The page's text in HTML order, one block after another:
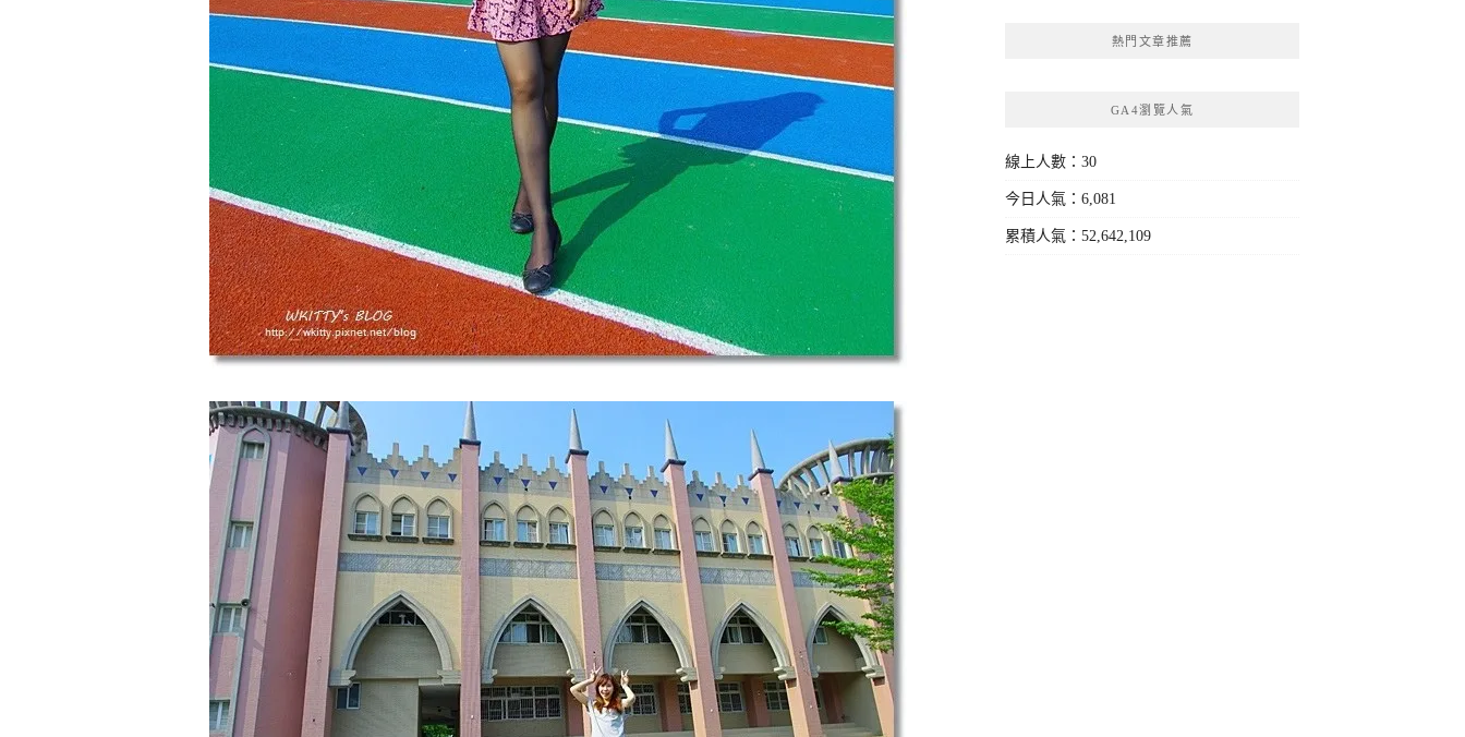
熱門文章推薦
GA4瀏覽人氣
線上人數：30
今日人氣：6,081
累積人氣：52,642,109